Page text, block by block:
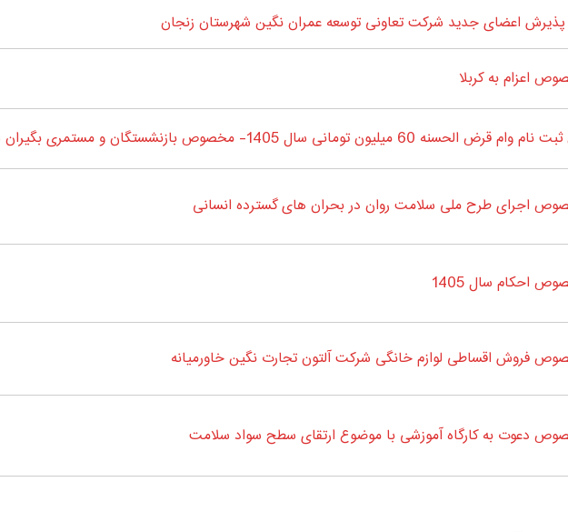
پذیرش اعضای جدید شرکت تعاونی توسعه عمران نگین شهرستان زنجان
اعزام به کربلا
60 میلیون تومانی سال 1405- مخصوص بازنشستگان و مستمری بگیران شعبه یک و دو شهرستان زنجان
اجرای طرح ملی سلامت روان در بحران های گسترده انسانی
احکام سال 1405
فروش اقساطی لوازم خانگی شرکت آلتون تجارت نگین خاورمیانه
دعوت به کارگاه آموزشی با موضوع ارتقای سطح سواد سلامت